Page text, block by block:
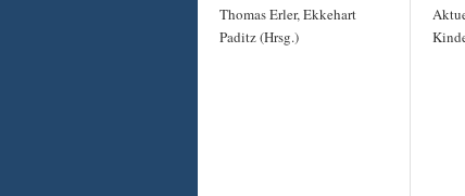
Thomas Erler, Ekkehart
Paditz (Hrsg.)